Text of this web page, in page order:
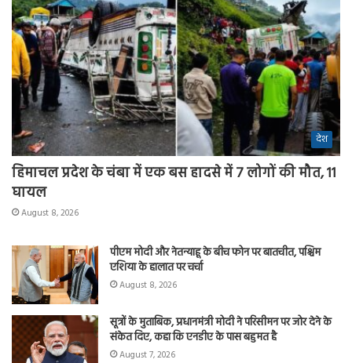
देश
हिमाचल प्रदेश के चंबा में एक बस हादसे में 7 लोगों की मौत, 11
घायल
August 8, 2026
पीएम मोदी और नेतन्याहू के बीच फोन पर बातचीत, पश्चिम
एशिया के हालात पर चर्चा
August 8, 2026
सूत्रों के मुताबिक, प्रधानमंत्री मोदी ने परिसीमन पर जोर देने के
संकेत दिए, कहा कि एनडीए के पास बहुमत है
August 7, 2026